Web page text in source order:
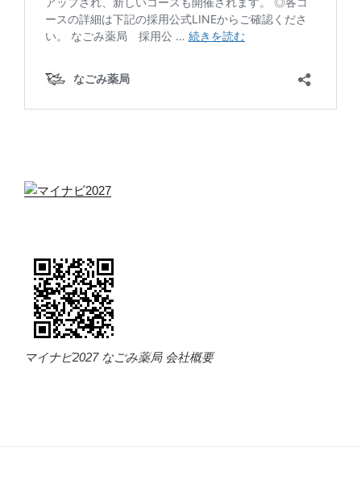
マイナビ2027 なごみ薬局 会社概要